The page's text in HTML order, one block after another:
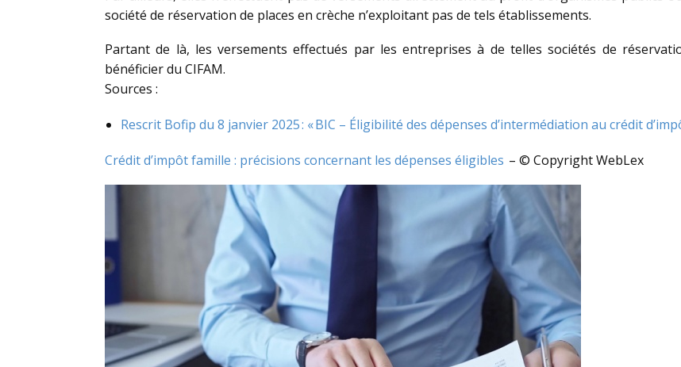
société de réservation de places en crèche n’exploitant pas de tels établissements.
Partant de là, les versements effectués par les entreprises à de telles sociétés de
bénéficier du CIFAM.
Sources :
Rescrit Bofip du 8 janvier 2025 : « BIC – Éligibilité des dépenses d’intermédiation au crédit
Crédit d’impôt famille : précisions concernant les dépenses éligibles – © Copyright WebLex